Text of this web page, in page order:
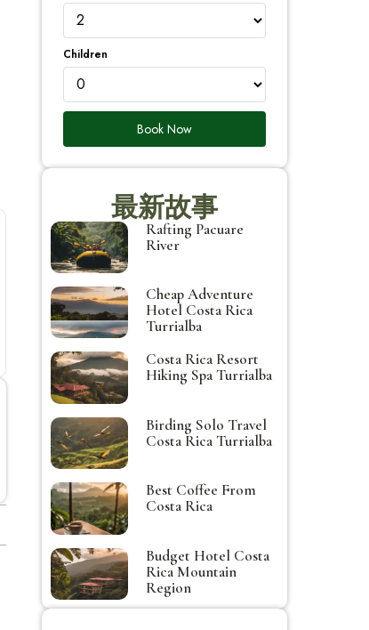
Children
Book Now
最新故事
Rafting Pacuare
River
Cheap Adventure
Hotel Costa Rica
Turrialba
Costa Rica Resort
Hiking Spa Turrialba
Birding Solo Travel
Costa Rica Turrialba
Best Coffee From
Costa Rica
Budget Hotel Costa
Rica Mountain
Region